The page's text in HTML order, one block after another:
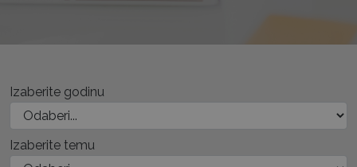
Izaberite godinu
Izaberite temu